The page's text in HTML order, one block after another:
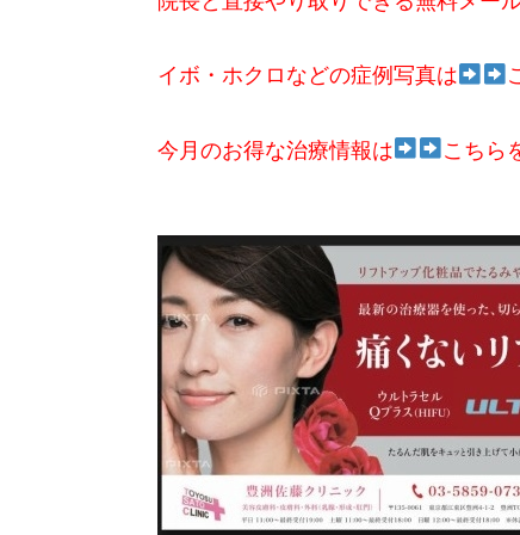
イボ・ホクロなどの症例写真は
今月のお得な治療情報は こちら